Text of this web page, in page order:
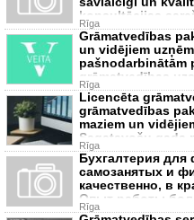
konsultācijas
Rīga
Grāmatvedības
un vidējiem
pašnodarbinātām
grāmatvedības
Rīga
Licencēta
grāmatvedības
maziem un
Sagatavošu gada
Rīga
Бухгалтерия для
самозанятых и
качественно, в
Опыт работы
разных сф
Rīga